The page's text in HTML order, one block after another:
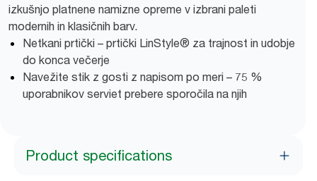
izkušnjo platnene namizne opreme v izbrani paleti
modernih in klasičnih barv.
Netkani prtički – prtički LinStyle® za trajnost in udobje
do konca večerje
Navežite stik z gosti z napisom po meri – 75 %
uporabnikov serviet prebere sporočila na njih
Product specifications